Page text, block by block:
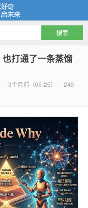
打通了一条蒸馏
3个月前（05-25）
249